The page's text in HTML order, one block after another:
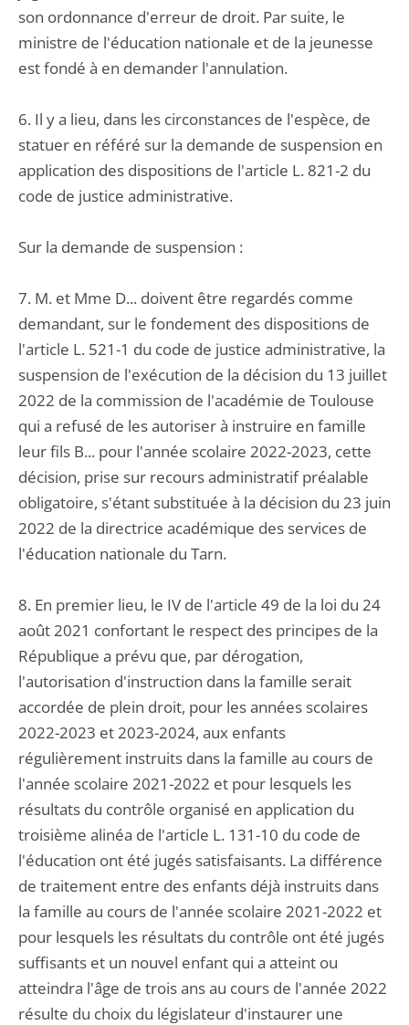
son ordonnance d'erreur de droit. Par suite, le
ministre de l'éducation nationale et de la jeunesse
est fondé à en demander l'annulation.
6. Il y a lieu, dans les circonstances de l'espèce, de
statuer en référé sur la demande de suspension en
application des dispositions de l'article L. 821-2 du
code de justice administrative.
Sur la demande de suspension :
7. M. et Mme D... doivent être regardés comme
demandant, sur le fondement des dispositions de
l'article L. 521-1 du code de justice administrative, la
suspension de l'exécution de la décision du 13 juillet
2022 de la commission de l'académie de Toulouse
qui a refusé de les autoriser à instruire en famille
leur fils B... pour l'année scolaire 2022-2023, cette
décision, prise sur recours administratif préalable
obligatoire, s'étant substituée à la décision du 23 juin
2022 de la directrice académique des services de
l'éducation nationale du Tarn.
8. En premier lieu, le IV de l'article 49 de la loi du 24
août 2021 confortant le respect des principes de la
République a prévu que, par dérogation,
l'autorisation d'instruction dans la famille serait
accordée de plein droit, pour les années scolaires
2022-2023 et 2023-2024, aux enfants
régulièrement instruits dans la famille au cours de
l'année scolaire 2021-2022 et pour lesquels les
résultats du contrôle organisé en application du
troisième alinéa de l'article L. 131-10 du code de
l'éducation ont été jugés satisfaisants. La différence
de traitement entre des enfants déjà instruits dans
la famille au cours de l'année scolaire 2021-2022 et
pour lesquels les résultats du contrôle ont été jugés
suffisants et un nouvel enfant qui a atteint ou
atteindra l'âge de trois ans au cours de l'année 2022
résulte du choix du législateur d'instaurer une